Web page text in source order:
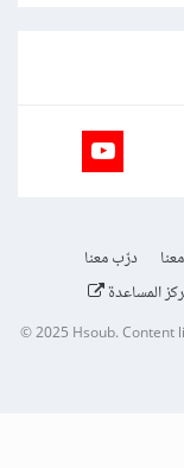
درّب معنا
المساعدة
© 2025 Hsoub.Content